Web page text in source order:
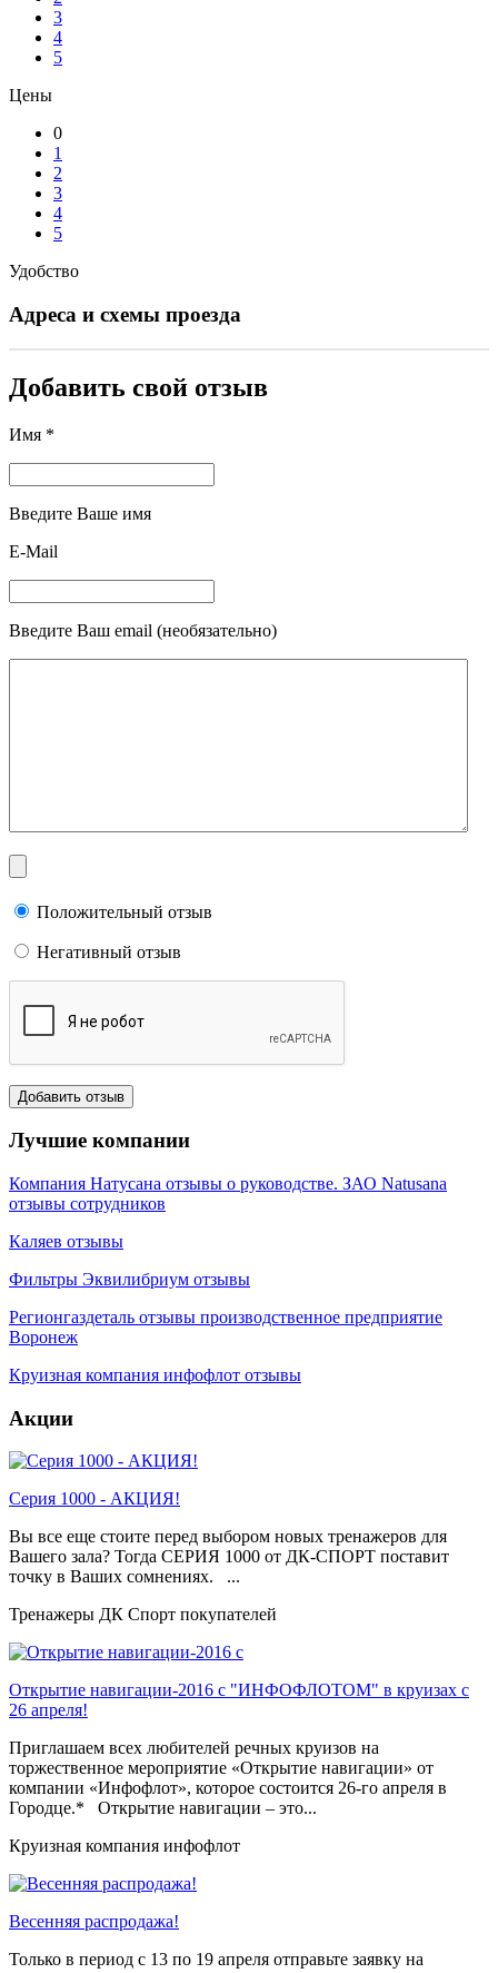
3
4
5
Цены
0
1
2
3
4
5
Удобство
Адреса и схемы проезда
Добавить свой отзыв
Имя *
Введите Ваше имя
E-Mail
Введите Ваш email (необязательно)
Положительный отзыв
Негативный отзыв
Лучшие компании
Компания Натусана отзывы о руководстве. ЗАО Natusana
отзывы сотрудников
Каляев отзывы
Фильтры Эквилибриум отзывы
Регионгаздеталь отзывы производственное предприятие
Воронеж
Круизная компания инфофлот отзывы
Акции
Серия 1000 - АКЦИЯ!
Вы все еще стоите перед выбором новых тренажеров для
Вашего зала? Тогда СЕРИЯ 1000 от ДК-СПОРТ поставит
точку в Ваших сомнениях. ...
Тренажеры ДК Спорт покупателей
Открытие навигации-2016 с "ИНФОФЛОТОМ" в круизах с
26 апреля!
Приглашаем всех любителей речных круизов на
торжественное мероприятие «Открытие навигации» от
компании «Инфофлот», которое состоится 26-го апреля в
Городце.* Открытие навигации – это...
Круизная компания инфофлот
Весенняя распродажа!
Только в период c 13 по 19 апреля отправьте заявку на